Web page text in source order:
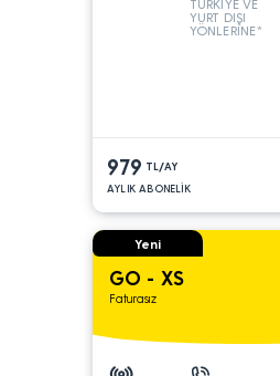
TÜRKİYE VE
YURT DIŞI
YÖNLERİNE*
979 TL/AY
AYLIK ABONELİK
Yeni
GO - XS
Faturasız